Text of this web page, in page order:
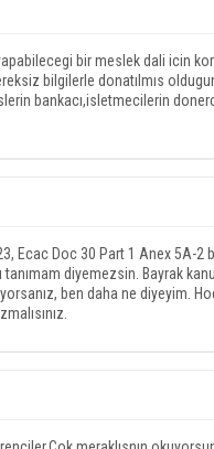
bir meslek dali icin
bilgilerle donatılmıs
bankacı,isletmecilerin
Ecac Doc 30 Part 1 Anex 5A-
tanımam diyemezsin. Bayrak
ben daha ne diyeyim.